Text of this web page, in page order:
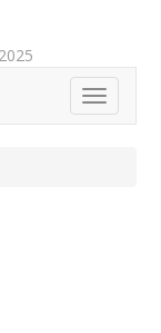
Toggle